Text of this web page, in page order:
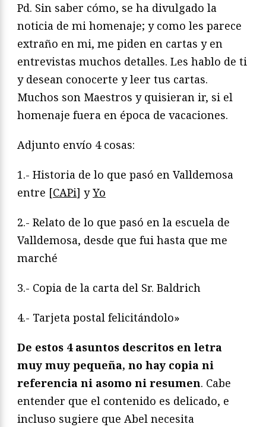
Pd. Sin saber cómo, se ha divulgado la
noticia de mi homenaje; y como les parece
extraño en mi, me piden en cartas y en
entrevistas muchos detalles. Les hablo de ti
y desean conocerte y leer tus cartas.
Muchos son Maestros y quisieran ir, si el
homenaje fuera en época de vacaciones.
Adjunto envío 4 cosas:
1.- Historia de lo que pasó en Valldemosa
entre [CAPi] yYo
2.- Relato de lo que pasó en la escuela de
Valldemosa, desde que fui hasta que me
marché
3.- Copia de la carta del Sr. Baldrich
4.- Tarjeta postal felicitándolo»
De estos 4 asuntos descritos en letra
muy muy pequeña, no hay copia ni
referencia ni asomo ni resumen. Cabe
entender que el contenido es delicado, e
incluso sugiere que Abel necesita